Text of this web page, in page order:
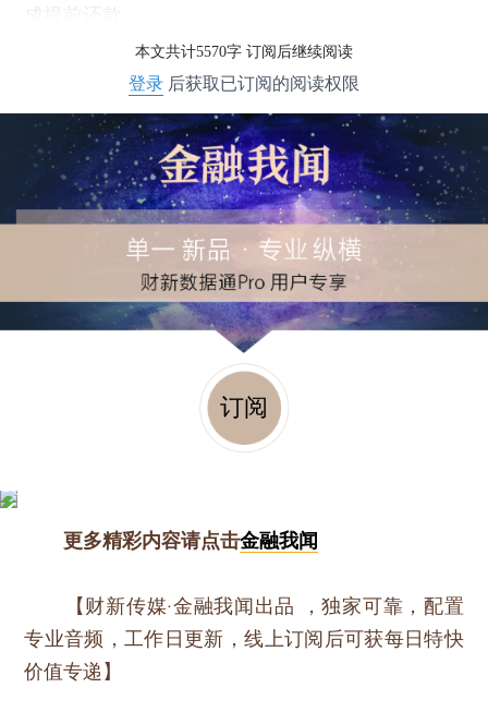
成提前还款。
本文共计5570字 订阅后继续阅读
登录 后获取已订阅的阅读权限
订阅
更多精彩内容请点击金融我闻
【财新传媒·金融我闻出品 ，独家可靠，配置
专业音频，工作日更新，线上订阅后可获每日特快
价值专递】